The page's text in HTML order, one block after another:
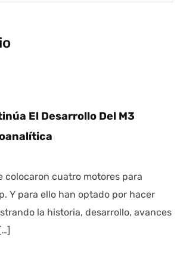
El Desarrollo Del M3
colocaron cuatro motores para
Y para ello han optado por hacer
la historia, desarrollo, avances